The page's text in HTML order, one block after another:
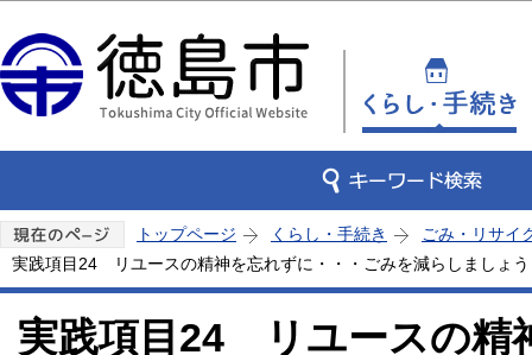
トップページ くらし・手続き
ごみ・リサイ
実践項目24 リユースの精神を忘れずに・・・ごみを減らしましょう
実践項目24 リユースの精